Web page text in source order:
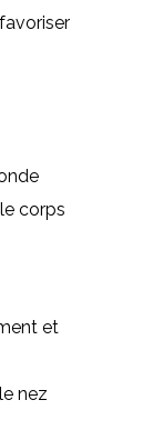
corps
et
nez